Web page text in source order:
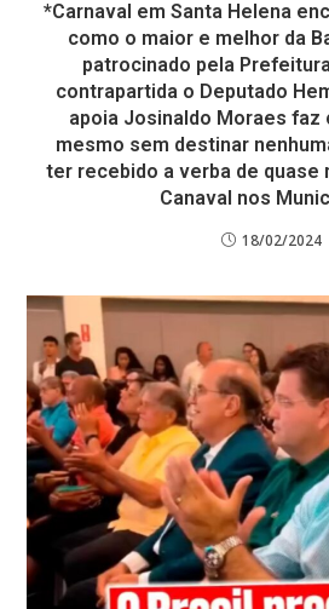
*Carnaval em Santa Helena
como o maior e melhor da
patrocinado pela
contrapartida o Deputado
apoia Josinaldo Moraes
mesmo sem destinar
ter recebido a verba de quase
Canaval nos
18/02/2024